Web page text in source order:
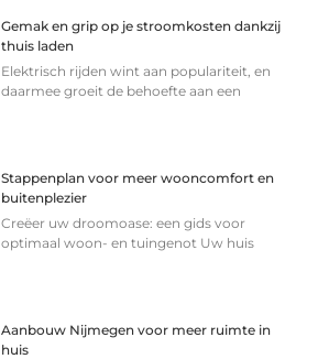
Gemak en grip op je stroomkosten dankzij
thuis laden
Elektrisch rijden wint aan populariteit, en
daarmee groeit de behoefte aan een
Stappenplan voor meer wooncomfort en
buitenplezier
Creëer uw droomoase: een gids voor
optimaal woon- en tuingenot Uw huis
Aanbouw Nijmegen voor meer ruimte in
huis